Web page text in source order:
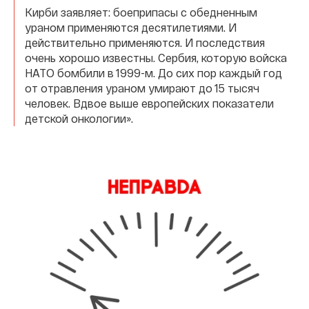
Кирби заявляет: боеприпасы с обедненным
ураном применяются десятилетиями. И
действительно применяются. И последствия
очень хорошо известны. Сербия, которую войска
НАТО бомбили в 1999-м. До сих пор каждый год
от отравления ураном умирают до 15 тысяч
человек. Вдвое выше европейских показатели
детской онкологии».